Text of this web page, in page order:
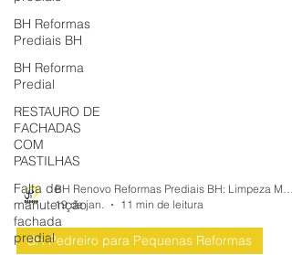
BH Reformas
Prediais BH
BH Reforma
Predial
RESTAURO DE
FACHADAS
COM
PASTILHAS
Falta de
manutenção
fachada
predial19 de jan.
11 min de leitura